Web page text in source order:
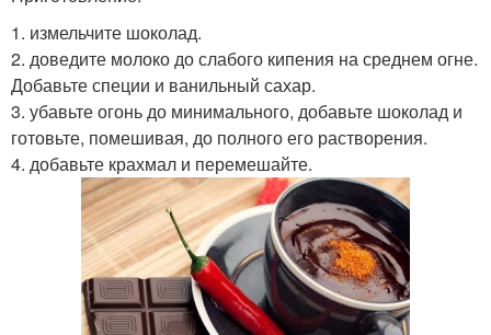
1. измельчите шоколад.
2. доведите молоко до слабого кипения на среднем огне.
Добавьте специи и ванильный сахар.
3. убавьте огонь до минимального, добавьте шоколад и
готовьте, помешивая, до полного его растворения.
4. добавьте крахмал и перемешайте.